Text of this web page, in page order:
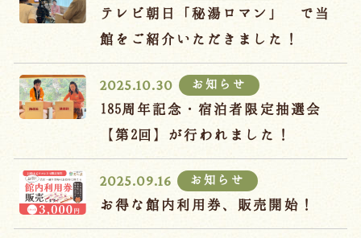
テレビ朝日「秘湯ロマン」 で当
館をご紹介いただきました！
2025.10.30 お知らせ
185周年記念・宿泊者限定抽選会
【第2回】が行われました！
2025.09.16 お知らせ
お得な館内利用券、販売開始！